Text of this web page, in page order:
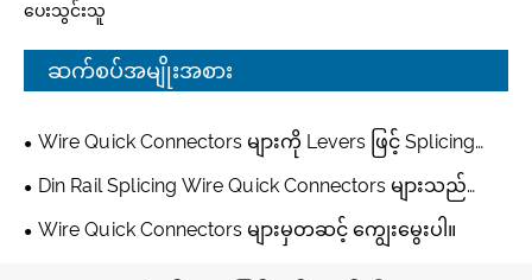
ပေးသွင်းသူ
ဆက်စပ်အမျိုးအစား
Wire Quick Connectors များကို Levers ဖြင့် Splicing
လုပ်ခြင်း။
Din Rail Splicing Wire Quick Connectors များသည်
Levers များဖြစ်သည်။
Wire Quick Connectors များမှတဆင့် ကျွေးမွေးပါ။